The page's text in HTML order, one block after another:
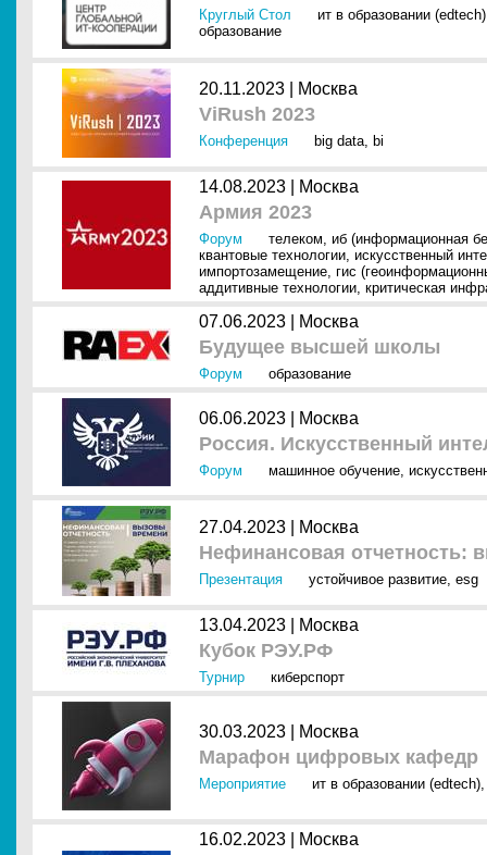
Круглый Стол ит в образовании (edtech)
образование
20.11.2023 | Москва
ViRush 2023
Конференция big data, bi
14.08.2023 | Москва
Армия 2023
Форум телеком, иб (информационная
квантовые технологии, искусственный
импортозамещение, гис
аддитивные технологии, критическая
07.06.2023 | Москва
Будущее высшей школы
Форум образование
06.06.2023 | Москва
Россия. Искусственный
Форум машинное обучение,
27.04.2023 | Москва
Нефинансовая отчетность:
Презентация устойчивое развитие, esg
13.04.2023 | Москва
Кубок РЭУ.РФ
Турнир киберспорт
30.03.2023 | Москва
Марафон цифровых кафедр
Мероприятие ит в образовании (edtech)
16.02.2023 | Москва